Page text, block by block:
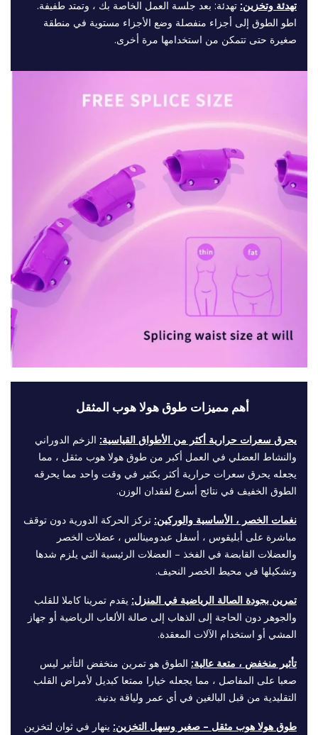
تهدئة وتخزين: تهدئة: بعد جلسة العمل الخاصة بك ، وتمتد طفيفة.
اطو الطوق إلى أجزاء منفصلة وضع الأجزاء مستوية في منطقة
صغيرة حتى تتمكن من استخدامها مرة أخرى.
أهم مميزات طوق هولا هوب المثقل
يحرق سعرات حرارية أكثر من الأطواق القياسية: الزخم الدوراني
والنشاط العضلي في العمل أكبر من طوق هولا هوب مثقل ، مما
يجعله يحرق سعرات حرارية أكثر بكثير في وقت واحد مما يحرقه
الطوق الخفيف في نتائج أسرع لفقدان الوزن.
نغمات الخصر ، الأساسية والوركين: تركز الحركة الدورية دون توقف
مباشرة على أبليقوس ، أسفل عبدومينالس ، عضلات الخصر
والعضلات القابضة في الفخذ – العضلات الرئيسية التي يلزم شدها
وتشكيلها في محيط الخصر النحيف.
تمرين بجودة الصالة الرياضية في المنزل: يقدم تمرينا كاملا للقلب
والجوهر دون الحاجة إلى الذهاب إلى صالة الألعاب الرياضية أو جهاز
المشي أو استخدام الآلات المعقدة.
تأثير منخفض ، متعة عالية: الطوق هو تمرين منخفض التأثير ليس
صعبا على المفاصل ، مما يجعله خيارا ممتعا كبديل لأمراض القلب
التقليدية من قبل البالغين في أي عمر ولياقة بدنية.
طوق هولا هوب مثقل – صغير وسهل التخزين: ينهار في ثوان لتخزين